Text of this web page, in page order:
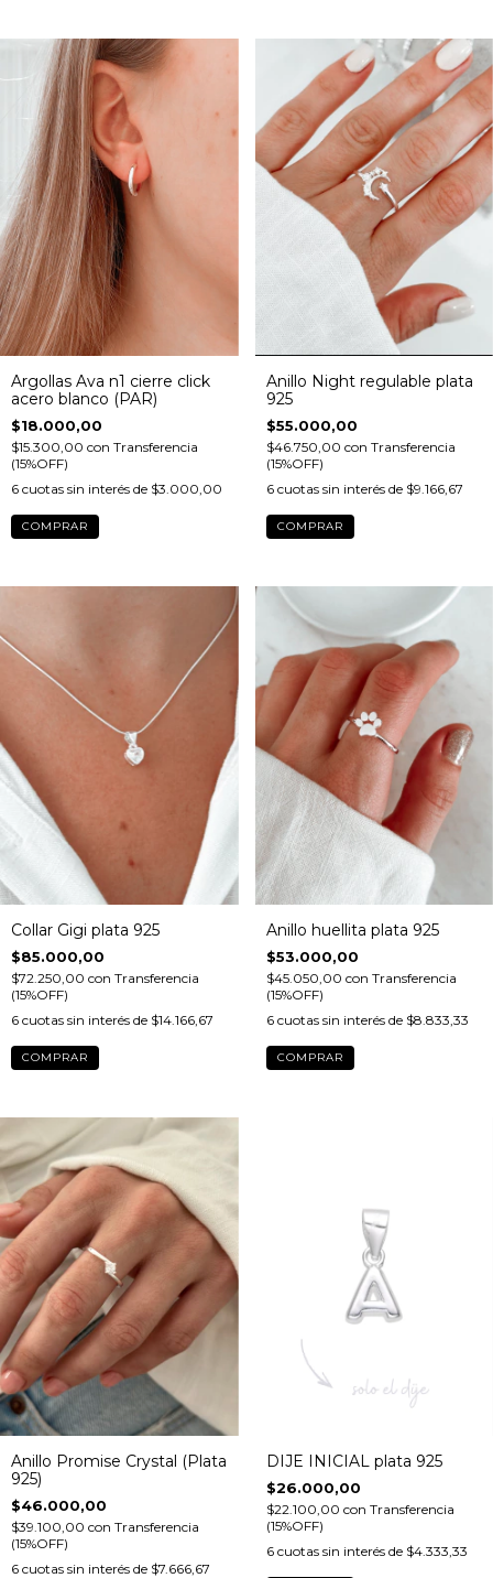
Argollas Ava n1 cierre click
acero blanco (PAR)
$18.000,00
$15.300,00 con Transferencia
(15%OFF)
6 cuotas sin interés de $3.000,00
Anillo Night regulable plata
925
$55.000,00
$46.750,00 con Transferencia
(15%OFF)
6 cuotas sin interés de $9.166,67
Collar Gigi plata 925
$85.000,00
$72.250,00 con Transferencia
(15%OFF)
6 cuotas sin interés de $14.166,67
Anillo huellita plata 925
$53.000,00
$45.050,00 con Transferencia
(15%OFF)
6 cuotas sin interés de $8.833,33
COMPRAR
Anillo Promise Crystal (Plata
925)
$46.000,00
$39.100,00 con Transferencia
(15%OFF)
6 cuotas sin interés de $7.666,67
DIJE INICIAL plata 925
$26.000,00
$22.100,00 con Transferencia
(15%OFF)
6 cuotas sin interés de $4.333,33